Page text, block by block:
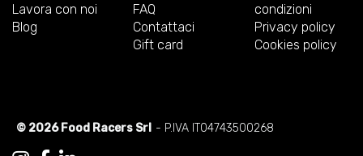
Lavora con noi
Blog
FAQ
Contattaci
Gift card
condizioni
Privacy policy
Cookies policy
© 2026 Food Racers Srl - P.IVA IT04743500268